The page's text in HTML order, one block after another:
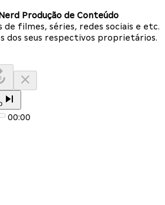
Produção de Conteúdo
de filmes, séries, redes sociais e etc.
dos seus respectivos proprietários.
00:00